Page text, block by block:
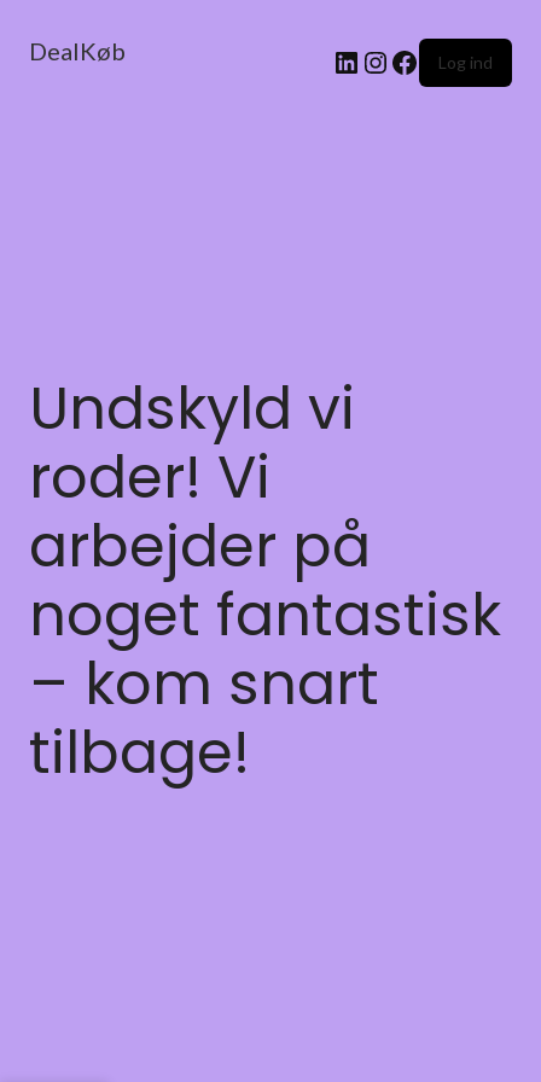
DealKøb Log ind
Undskyld vi
roder! Vi
arbejder på
noget fantastisk
– kom snart
tilbage!